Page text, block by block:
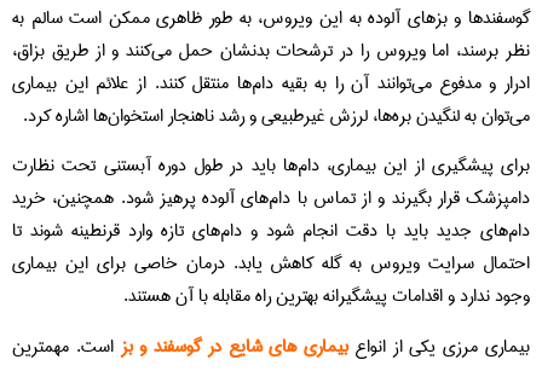
گوسفندها و بزهای آلوده به این ویروس، به طور ظاهری ممکن است سالم به
نظر برسند، اما ویروس را در ترشحات بدنشان حمل می‌کنند و از طریق بزاق،
ادرار و مدفوع می‌توانند آن را به بقیه دام‌ها منتقل کنند. از علائم این بیماری
می‌توان به لنگیدن بره‌ها، لرزش غیرطبیعی و رشد ناهنجار استخوان‌ها اشاره کرد.
برای پیشگیری از این بیماری، دام‌ها باید در طول دوره آبستنی تحت نظارت
دامپزشک قرار بگیرند و از تماس با دام‌های آلوده پرهیز شود. همچنین، خرید
دام‌های جدید باید با دقت انجام شود و دام‌های تازه وارد قرنطینه شوند تا
احتمال سرایت ویروس به گله کاهش یابد. درمان خاصی برای این بیماری
وجود ندارد و اقدامات پیشگیرانه بهترین راه مقابله با آن هستند.
بیماری مرزی یکی از انواعبیماری های شایع در گوسفند و بز است. مهمترین